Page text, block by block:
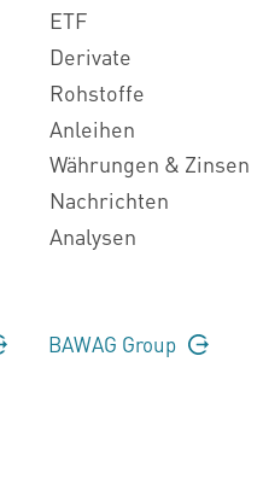
ETF
Derivate
Rohstoffe
Anleihen
Währungen & Zinsen
Nachrichten
Analysen
BAWAG Group